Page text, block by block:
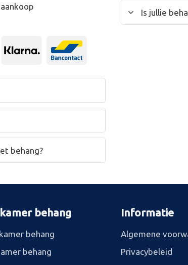
behang?
Is jullie
behang
behang
behang
Informatie
Algemene
Privacybeleid